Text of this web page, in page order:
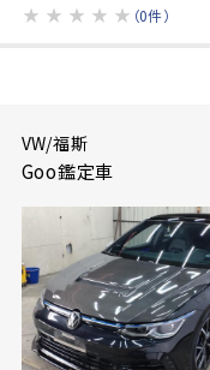
★ ★ ★ ★ ★ （0件）
VW/福斯
Goo鑑定車